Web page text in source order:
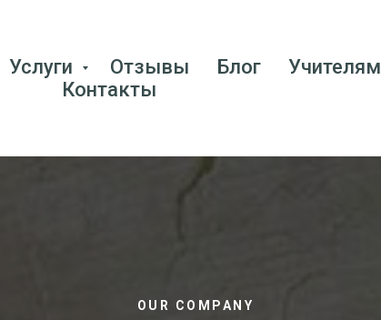
Услуги Отзывы Блог
Учителям
Контакты
OUR COMPANY